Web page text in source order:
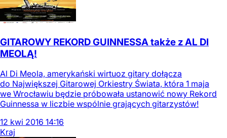
GITAROWY REKORD GUINNESSA także z AL DI
MEOLĄ!
Al Di Meola, amerykański wirtuoz gitary dołącza
do Największej Gitarowej Orkiestry Świata, która 1 maja
we Wrocławiu będzie próbowała ustanowić nowy Rekord
Guinnessa w liczbie wspólnie grających gitarzystów!
12 kwi 2016 14:16
Kraj